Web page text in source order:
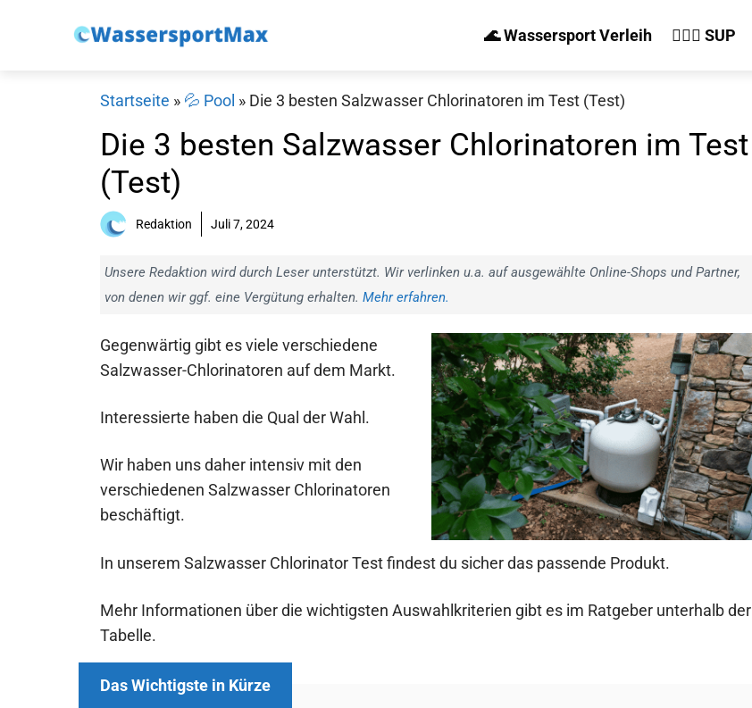
🌊 Wassersport Verleih 🏄‍♀️🛶 SUP
Startseite » 💦 Pool » Die 3 besten Salzwasser Chlorinatoren im Test (Test)
Die 3 besten Salzwasser Chlorinatoren im Test
(Test)
Redaktion Juli 7, 2024
Unsere Redaktion wird durch Leser unterstützt. Wir verlinken u.a. auf ausgewählte Online-Shops und Partner,
von denen wir ggf. eine Vergütung erhalten. Mehr erfahren.
Gegenwärtig gibt es viele verschiedene
Salzwasser-Chlorinatoren auf dem Markt.
Interessierte haben die Qual der Wahl.
Wir haben uns daher intensiv mit den
verschiedenen Salzwasser Chlorinatoren
beschäftigt.
In unserem Salzwasser Chlorinator Test findest du sicher das passende Produkt.
Mehr Informationen über die wichtigsten Auswahlkriterien gibt es im Ratgeber unterhalb der
Tabelle.